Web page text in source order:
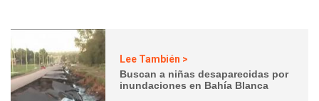
Lee También >
Buscan a niñas desaparecidas por
inundaciones en Bahía Blanca